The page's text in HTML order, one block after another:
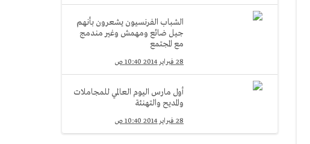
الشباب الفرنسيون يشعرون بأنهم
جيل ضائع ومهمش وغير مندمج
مع المجتمع
28 فبراير 2014 10:40 ص
أول مارس اليوم العالمي للمجاملات
والمديح والتهنئة
28 فبراير 2014 10:40 ص